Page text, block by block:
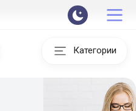
Категории